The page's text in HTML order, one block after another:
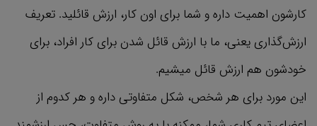
کارشون اهمیت داره و شما برای اون کار، ارزش قائلید. تعریف
ارزش‌گذاری یعنی، ما با ارزش قائل شدن برای کار افراد، برای
خودشون هم ارزش قائل میشیم.
این مورد برای هر شخص، شکل متفاوتی داره و هر کدوم از